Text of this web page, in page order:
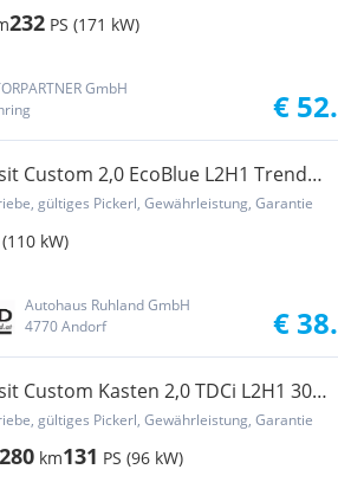
232 PS (171 kW)
GmbH
€
Custom 2,0 EcoBlue L2H1 Trend
/ Kastenwagen
gültiges Pickerl, Gewährleistung, Garantie
(110 kW)
Autohaus Ruhland GmbH
4770 Andorf
€
Custom Kasten 2,0 TDCi L2H1 300
/ Kastenwagen
gültiges Pickerl, Gewährleistung, Garantie
km131 PS (96 kW)